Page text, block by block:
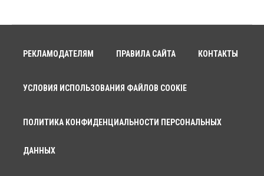
РЕКЛАМОДАТЕЛЯМ ПРАВИЛА САЙТА КОНТАКТЫ
УСЛОВИЯ ИСПОЛЬЗОВАНИЯ ФАЙЛОВ COOKIE
ПОЛИТИКА КОНФИДЕНЦИАЛЬНОСТИ ПЕРСОНАЛЬНЫХ
ДАННЫХ